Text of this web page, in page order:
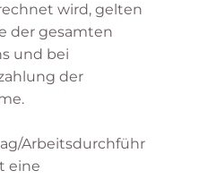
wird, gelten
der gesamten
und bei
der
Arbeitsdurchführ
eine